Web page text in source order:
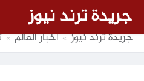
جريدة ترند نيوز
جريدة ترند نيوز » أخبار العالم »